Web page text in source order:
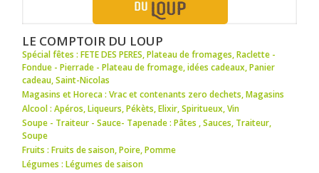
LE COMPTOIR DU LOUP
Spécial fêtes : FETE DES PERES,Plateau de fromages,Raclette -
Fondue - Pierrade - Plateau de fromage,idées cadeaux,Panier
cadeau,Saint-Nicolas
Magasins et Horeca : Vrac et contenants zero dechets,Magasins
Alcool : Apéros,Liqueurs,Pékèts,Elixir,Spiritueux,Vin
Soupe - Traiteur - Sauce- Tapenade : Pâtes ,Sauces, Traiteur,
Soupe
Fruits : Fruits de saison,Poire,Pomme
Légumes : Légumes de saison